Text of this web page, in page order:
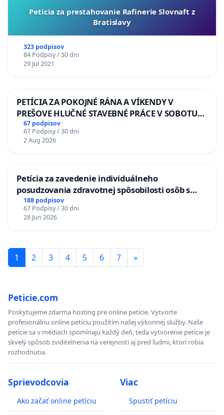
Peticia za prestahovanie Rafinerie Slovnaft z
Bratislavy
323 podpisov
84 Podpisy / 30 dni
29 Jul 2021
PETÍCIA ZA POKOJNÉ RÁNA A VÍKENDY V
PREŠOVE HLUČNÉ STAVEBNÉ PRÁCE V SOBOTU
LEN OD 9.00 DO 13.00 HOD., CEZ PRACOVNÝ
TÝŽDEŇ CIEĽ 8.00 – 18.00 HOD. A PRAVIDELNÁ
KONTROLA STAVBY C-AREA NA
67 podpisov
67 Podpisy / 30 dni
2 Aug 2026
Petícia za zavedenie individuálneho
posudzovania zdravotnej spôsobilosti osôb s
diabetom 1. a 2. typu pri prijímaní do
Policajného zboru SR
188 podpisov
67 Podpisy / 30 dni
28 Jun 2026
1 2 3 4 5 6 7 »
Peticie.com
Poskytujeme zdarma hosting pre online petície. Vytvorte
profesionálnu online petíciu použítím našej výkonnej služby. Naše
petície sa v médiach spomínajú každý deň, teda vytvorenie petície je
skvelý spôsob zviditelnenia na verejnosti aj pred ľudmi, ktorí robia
rozhodnutia.
Sprievodcovia
Ako začať online petíciu
Viac
Spustiť petíciu